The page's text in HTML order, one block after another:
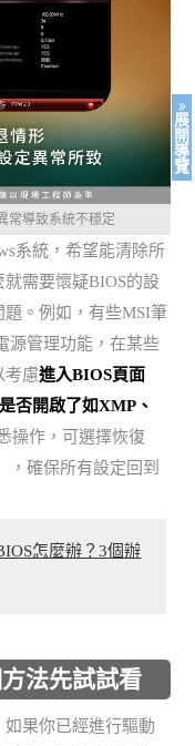
常導致系統不穩定
系統，希望能清除所
需要懷疑BIOS的設
。例如，有些MSI筆
源管理功能，在某些
考慮進入BIOS頁面
否開啟了如XMP、
操作，可選擇恢復
，確保所有設定回到
怎麼辦？3個辦
法先試試看
果你已經進行驅動
展
開
導
覽